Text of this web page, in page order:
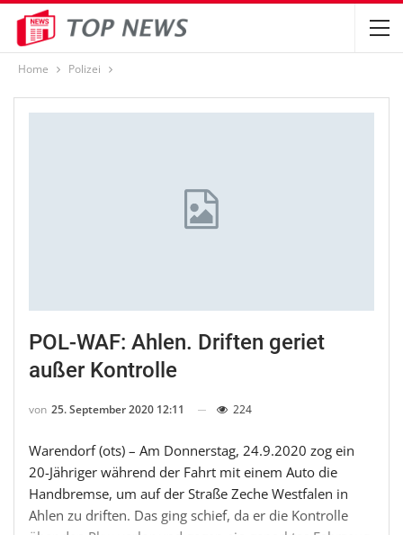
Home Polizei
POL-WAF: Ahlen. Driften geriet
außer Kontrolle
von 25. September 2020 12:11 224
Warendorf (ots) – Am Donnerstag, 24.9.2020 zog ein
20-Jähriger während der Fahrt mit einem Auto die
Handbremse, um auf der Straße Zeche Westfalen in
Ahlen zu driften. Das ging schief, da er die Kontrolle